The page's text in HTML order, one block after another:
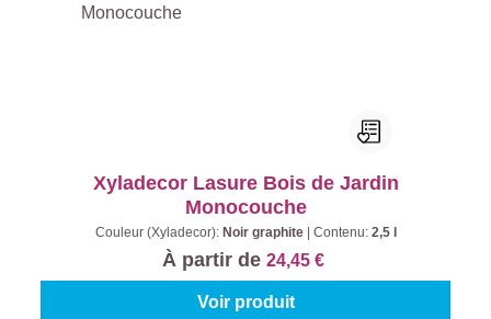
Xyladecor Lasure Bois de Jardin
Monocouche
Couleur (Xyladecor): Noir graphite Contenu: 2,5 l
À partir de 24,45 €
Voir produit